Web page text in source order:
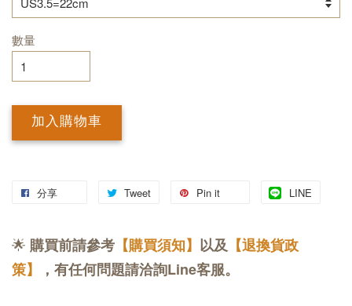
數量
加入購物車
分享 Tweet Pin it LINE
🌟 購買前請參考 【購買須知】 以及 【退換貨政
策】
，有任何問題請洽詢Line客服。